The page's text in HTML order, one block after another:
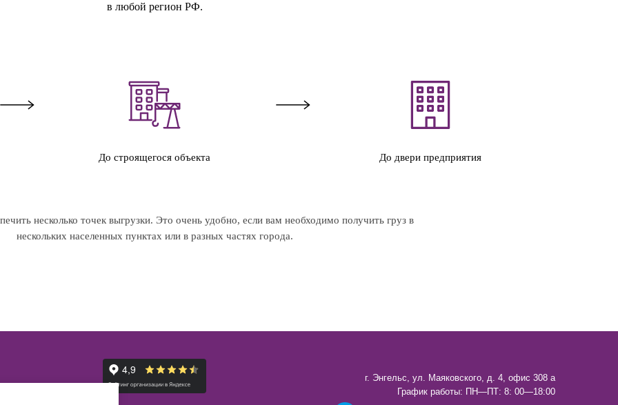
в любой регион РФ.
До строящегося объекта До двери предприятия
несколько точек выгрузки. Это очень удобно, если вам необходимо получить груз в
нескольких населенных пунктах или в разных частях города.
г. Энгельс, ул. Маяковского, д. 4, офис 308 а
График работы: ПН—ПТ: 8: 00—18:00